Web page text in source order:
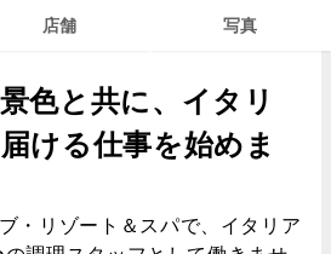
店舗 写真
色と共に、イタリ
ける仕事を始めま
・リゾート＆スパで、イタリア